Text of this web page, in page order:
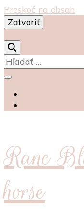
Preskoč na obsah
Zatvoriť
Hľadať:
Ranc
horse